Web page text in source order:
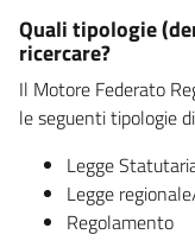
Quali tipologie
ricercare?
Il Motore Federato
le seguenti tipologie
Legge
Legge
Regolamento